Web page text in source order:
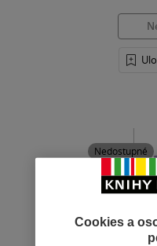
Nedostupné
Cookies a